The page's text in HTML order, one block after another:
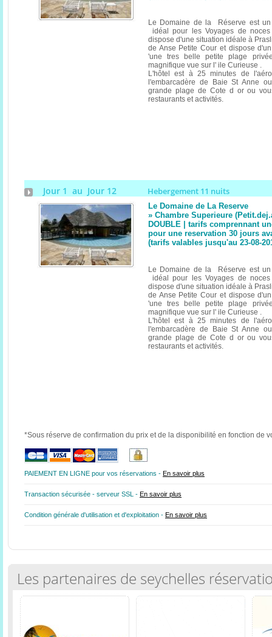
Le Domaine de la Réserve est
idéal pour les Voyages de
dispose d'une situation idéale à
de Anse Petite Cour et dispose
'une tres belle petite plage
magnifique vue sur l' ile Curieuse .
L'hôtel est à 25 minutes de
l'embarcadère de Baie St Anne
grande plage de Cote d or ou
restaurants et activités.
Jour 1 au Jour 12 Hebergement 11 nuits
Le Domaine de La Reserve
» Chambre Superieure
DOUBLE | tarifs comprennant
pour une reservation 30 jours
(tarifs valables jusqu'au 23-08-
Le Domaine de la Réserve est
idéal pour les Voyages de
dispose d'une situation idéale à
de Anse Petite Cour et dispose
'une tres belle petite plage
magnifique vue sur l' ile Curieuse .
L'hôtel est à 25 minutes de
l'embarcadère de Baie St Anne
grande plage de Cote d or ou
restaurants et activités.
*Sous réserve de confirmation du prix et de la disponibilité en fonction de
PAIEMENT EN LIGNE pour vos réservations - En savoir plus
Transaction sécurisée - serveur SSL - En savoir plus
Condition générale d'utilisation et d'exploitation - En savoir plus
Les partenaires de seychelles